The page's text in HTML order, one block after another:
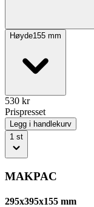
Høyde155 mm
530 kr
Prispresset
Legg i handlekurv
1 st
MAKPAC
295x395x155 mm